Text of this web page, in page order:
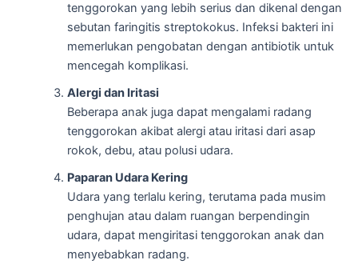
tenggorokan yang lebih serius dan dikenal dengan
sebutan faringitis streptokokus. Infeksi bakteri ini
memerlukan pengobatan dengan antibiotik untuk
mencegah komplikasi.
Alergi dan Iritasi
Beberapa anak juga dapat mengalami radang
tenggorokan akibat alergi atau iritasi dari asap
rokok, debu, atau polusi udara.
Paparan Udara Kering
Udara yang terlalu kering, terutama pada musim
penghujan atau dalam ruangan berpendingin
udara, dapat mengiritasi tenggorokan anak dan
menyebabkan radang.